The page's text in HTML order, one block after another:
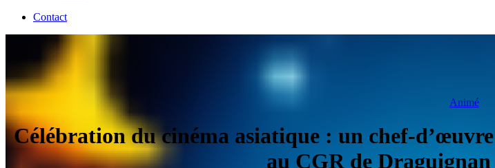
Contact
Animé
Célébration du cinéma asiatique : un chef-
au CGR de